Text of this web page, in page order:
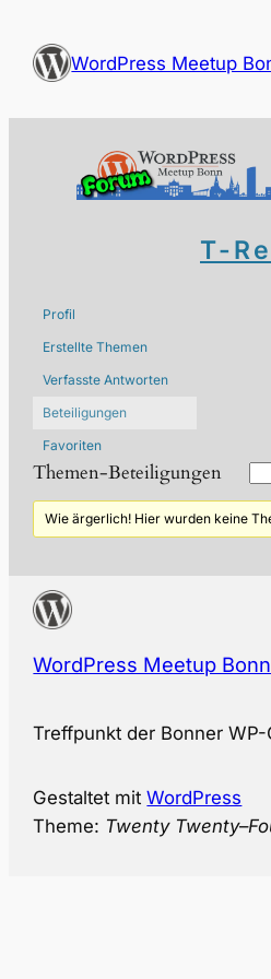
Inhalt
springen
WordPress Meetup
T-
Profil
Erstellte Themen
Verfasste Antworten
Beteiligungen
Favoriten
Themen-Beteiligungen
Wie ärgerlich! Hier wurden keine
WordPress Meetup Bonn
Treffpunkt der Bonner
Gestaltet mitWordPress
Theme: Twenty Twenty–